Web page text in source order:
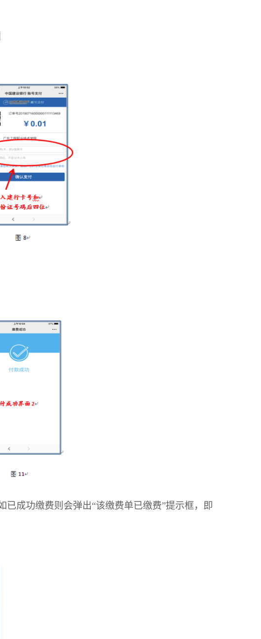
成功缴费则会弹出“该缴费单已缴费”提示框，即